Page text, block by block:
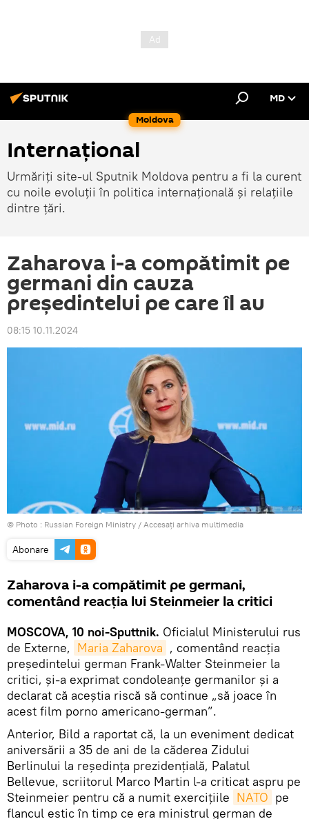
Moldova
MD
Internațional
Urmăriți site-ul Sputnik Moldova pentru a fi la curent
cu noile evoluții în politica internațională și relațiile
dintre țări.
Zaharova i-a compătimit pe
germani din cauza
președintelui pe care îl au
08:15 10.11.2024
© Photo : Russian Foreign Ministry / Accesați arhiva multimedia
Abonare
Zaharova i-a compătimit pe germani,
comentând reacția lui Steinmeier la critici
MOSCOVA, 10 noi-Sputtnik. Oficialul Ministerului rus
de Externe, Maria Zaharova , comentând reacția
președintelui german Frank-Walter Steinmeier la
critici, și-a exprimat condoleanțe germanilor și a
declarat că aceștia riscă să continue „să joace în
acest film porno americano-german”.
Anterior, Bild a raportat că, la un eveniment dedicat
aniversării a 35 de ani de la căderea Zidului
Berlinului la reședința prezidențială, Palatul
Bellevue, scriitorul Marco Martin l-a criticat aspru pe
Steinmeier pentru că a numit exercițiile NATO pe
flancul estic în timp ce era ministrul german de